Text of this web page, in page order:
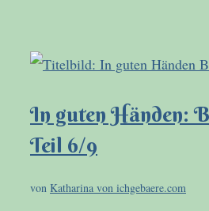
In guten Händen:
Teil 6/9
von Katharina von ichgebaere.com